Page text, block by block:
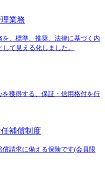
業務
、標準、推奨、法律に基づく内
て見える化しました。
獲得する、保証・信用格付を行
補償制度
請求に備える保険です(会員限